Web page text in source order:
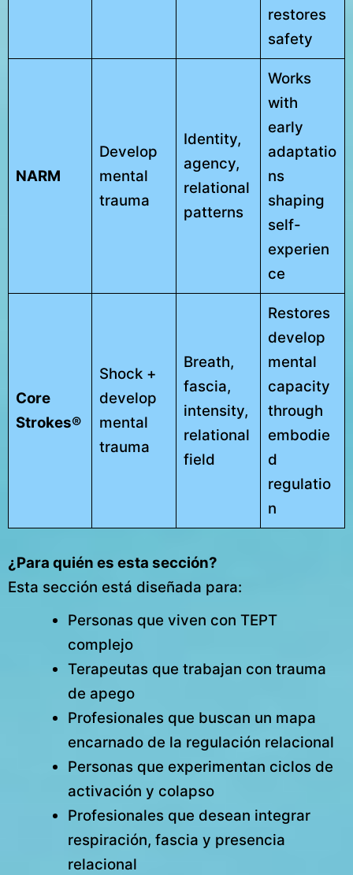
restores
safety
NARM
Develop
mental
trauma
Identity,
agency,
relational
patterns
Works
with
early
adaptatio
ns
shaping
self-
experien
ce
Core
Strokes®
Shock +
develop
mental
trauma
Breath,
fascia,
intensity,
relational
field
Restores
develop
mental
capacity
through
embodie
d
regulatio
n
¿Para quién es esta sección?
Esta sección está diseñada para:
Personas que viven con TEPT
complejo
Terapeutas que trabajan con trauma
de apego
Profesionales que buscan un mapa
encarnado de la regulación relacional
Personas que experimentan ciclos de
activación y colapso
Profesionales que desean integrar
respiración, fascia y presencia
relacional